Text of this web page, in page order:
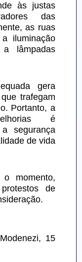
às justas
das
as ruas
iluminação
lâmpadas
gera
trafegam
Portanto, a
é
segurança
de vida
momento,
de
15